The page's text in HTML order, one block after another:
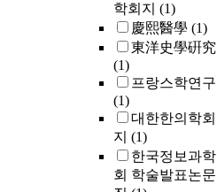
학회지 (1)
慶熙醫學 (1)
東洋史學硏究
(1)
프랑스학연구
(1)
대한한의학회
지 (1)
한국정보과학
회 학술발표논문